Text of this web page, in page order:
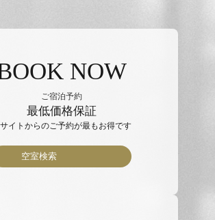
NOW
ご宿泊予約
最低価格保証
イトからのご予約が最もお得です
空室検索